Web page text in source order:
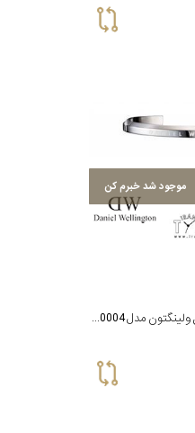
موجود شد خبرم کن
زیور آلات و جواهر دنیل ولینگتون مدل DW00400004